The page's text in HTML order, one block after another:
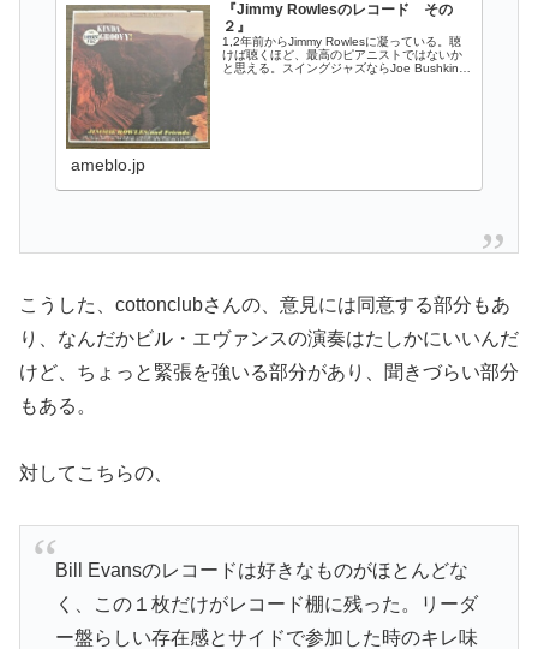
『Jimmy Rowlesのレコード その
２』
1,2年前からJimmy Rowlesに凝っている。聴
けば聴くほど、最高のピアニストではないか
と思える。スイングジャズならJoe Bushkin、
ameblo.jp
こうした、cottonclubさんの、意見には同意する部分もあ
り、なんだかビル・エヴァンスの演奏はたしかにいいんだ
けど、ちょっと緊張を強いる部分があり、聞きづらい部分
もある。
対してこちらの、
Bill Evansのレコードは好きなものがほとんどな
く、この１枚だけがレコード棚に残った。リーダ
ー盤らしい存在感とサイドで参加した時のキレ味